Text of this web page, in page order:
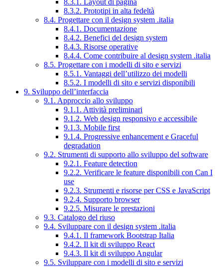
8.3.1. Layout di pagina
8.3.2. Prototipi in alta fedeltà
8.4. Progettare con il design system .italia
8.4.1. Documentazione
8.4.2. Benefici del design system
8.4.3. Risorse operative
8.4.4. Come contribuire al design system .italia
8.5. Progettare con i modelli di sito e servizi
8.5.1. Vantaggi dell’utilizzo dei modelli
8.5.2. I modelli di sito e servizi disponibili
9. Sviluppo dell’interfaccia
9.1. Approccio allo sviluppo
9.1.1. Attività preliminari
9.1.2. Web design responsivo e accessibile
9.1.3. Mobile first
9.1.4. Progressive enhancement e Graceful
degradation
9.2. Strumenti di supporto allo sviluppo del software
9.2.1. Feature detection
9.2.2. Verificare le feature disponibili con Can I
use
9.2.3. Strumenti e risorse per CSS e JavaScript
9.2.4. Supporto browser
9.2.5. Misurare le prestazioni
9.3. Catalogo del riuso
9.4. Sviluppare con il design system .italia
9.4.1. Il framework Bootstrap Italia
9.4.2. Il kit di sviluppo React
9.4.3. Il kit di sviluppo Angular
9.5. Sviluppare con i modelli di sito e servizi